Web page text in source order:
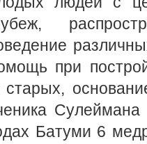
при
старых,
Батуми 6